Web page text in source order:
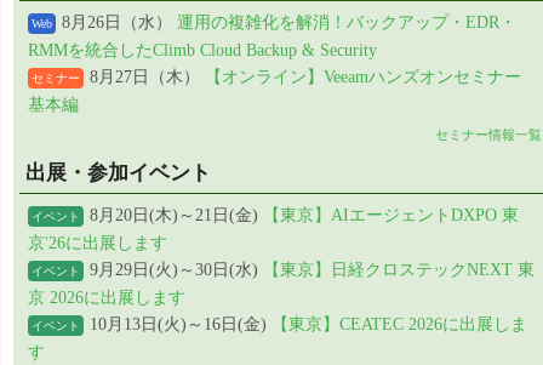
Web 8月26日（水） 運用の複雑化を解消！バックアップ・EDR・
RMMを統合したClimb Cloud Backup & Security
セミナー 8月27日（木）
【オンライン】Veeamハンズオンセミナー
基本編
セミナー情報一覧
出展・参加イベント
イベント 8月20日(木)～21日(金)
【東京】AIエージェントDXPO 東
京'26に出展します
イベント 9月29日(火)～30日(水)
【東京】日経クロステックNEXT 東
京 2026に出展します
イベント 10月13日(火)～16日(金)
【東京】CEATEC 2026に出展しま
す